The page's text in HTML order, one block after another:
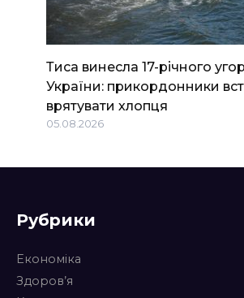
Тиса винесла 17-річного
України: прикордонники
врятувати хлопця
05.08.2026
Рубрики
Економіка
Здоров’я